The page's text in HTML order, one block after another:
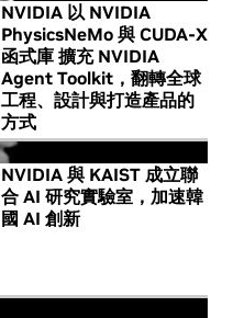
NVIDIA 以 NVIDIA
PhysicsNeMo 與 CUDA-X
函式庫 擴充 NVIDIA
Agent Toolkit，翻轉全球
工程、設計與打造產品的
方式
NVIDIA 與 KAIST 成立聯
合 AI 研究實驗室，加速韓
國 AI 創新